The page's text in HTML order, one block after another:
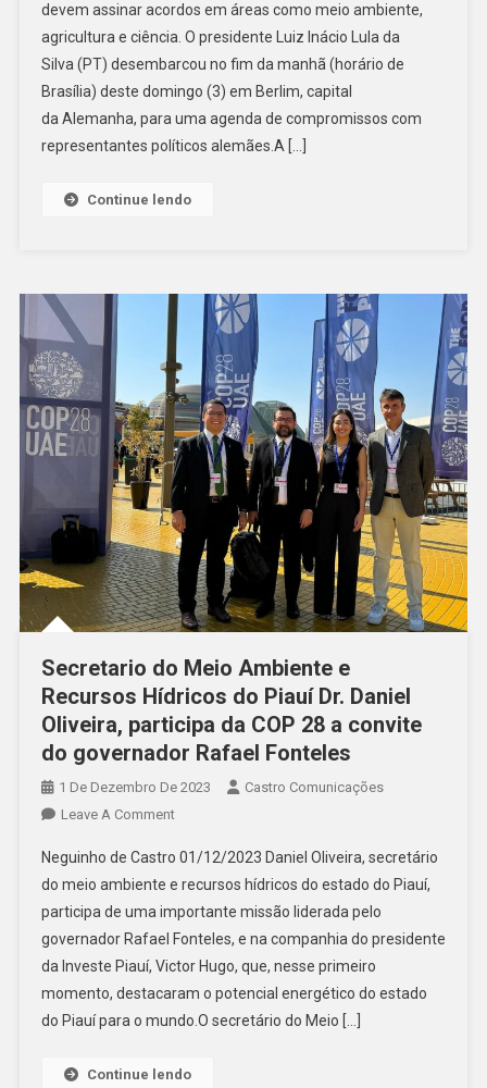
devem assinar acordos em áreas como meio ambiente,
agricultura e ciência. O presidente Luiz Inácio Lula da
Silva (PT) desembarcou no fim da manhã (horário de
Brasília) deste domingo (3) em Berlim, capital
da Alemanha, para uma agenda de compromissos com
representantes políticos alemães.A […]
Continue lendo
Secretario do Meio Ambiente e
Recursos Hídricos do Piauí Dr. Daniel
Oliveira, participa da COP 28 a convite
do governador Rafael Fonteles
1 De Dezembro De 2023
Castro Comunicações
Leave A Comment
Neguinho de Castro 01/12/2023 Daniel Oliveira, secretário
do meio ambiente e recursos hídricos do estado do Piauí,
participa de uma importante missão liderada pelo
governador Rafael Fonteles, e na companhia do presidente
da Investe Piauí, Victor Hugo, que, nesse primeiro
momento, destacaram o potencial energético do estado
do Piauí para o mundo.O secretário do Meio […]
Continue lendo